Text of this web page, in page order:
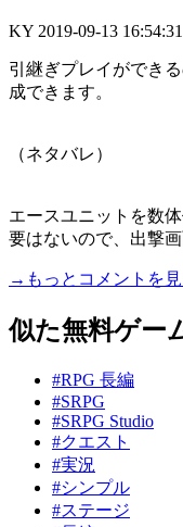
KY 2019-09-13 16:54:31
引継ぎプレイができ
成できます。
（ネタバレ）
エースユニットを数
要はないので、出撃
→もっとコメントを見
似た無料ゲー
#RPG 長編
#SRPG
#SRPG Studio
#クエスト
#実況
#シンプル
#ステージ